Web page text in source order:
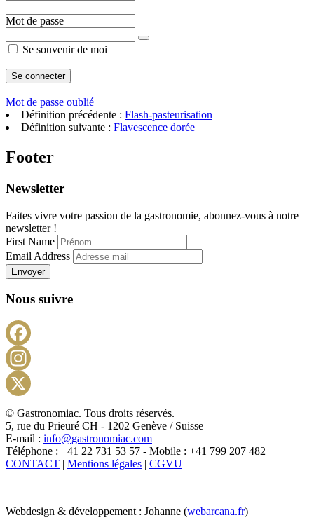
Mot de passe
Se souvenir de moi
Mot de passe oublié
Définition précédente : Flash-pasteurisation
Définition suivante : Flavescence dorée
Footer
Newsletter
Faites vivre votre passion de la gastronomie, abonnez-vous à notre
newsletter !
First Name
Email Address
Envoyer
Nous suivre
X
© Gastronomiac. Tous droits réservés.
5, rue du Prieuré CH - 1202 Genève / Suisse
E-mail : info@gastronomiac.com
Téléphone : +41 22 731 53 57 - Mobile : +41 799 207 482
CONTACT | Mentions légales | CGVU
Webdesign & développement : Johanne (webarcana.fr)